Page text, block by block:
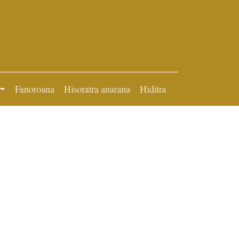
Fanoroana Hisoratra anarana Hiditra